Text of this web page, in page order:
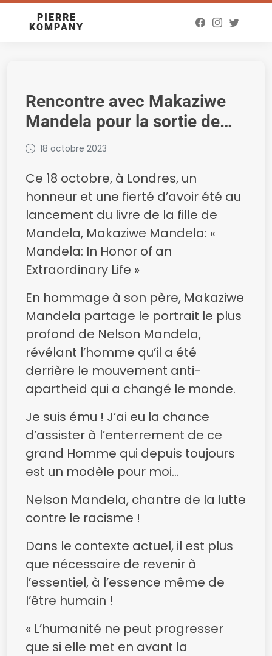
PIERRE
KOMPANY
Rencontre avec Makaziwe
Mandela pour la sortie de
son livre : « Mandela : In
Life »
18 octobre 2023
Ce 18 octobre, à Londres, un
honneur et une fierté d’avoir été au
lancement du livre de la fille de
Mandela, Makaziwe Mandela: «
Mandela: In Honor of an
Extraordinary Life »
En hommage à son père, Makaziwe
Mandela partage le portrait le plus
profond de Nelson Mandela,
révélant l’homme qu’il a été
derrière le mouvement anti-
apartheid qui a changé le monde.
Je suis ému ! J’ai eu la chance
d’assister à l’enterrement de ce
grand Homme qui depuis toujours
est un modèle pour moi…
Nelson Mandela, chantre de la lutte
contre le racisme !
Dans le contexte actuel, il est plus
que nécessaire de revenir à
l’essentiel, à l’essence même de
l’être humain !
« L’humanité ne peut progresser
que si elle met en avant la